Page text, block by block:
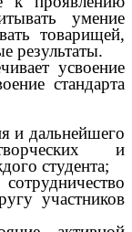
умение
товарищей,
результаты.
усвоение
стандарта
и дальнейшего
и
студента;
участников